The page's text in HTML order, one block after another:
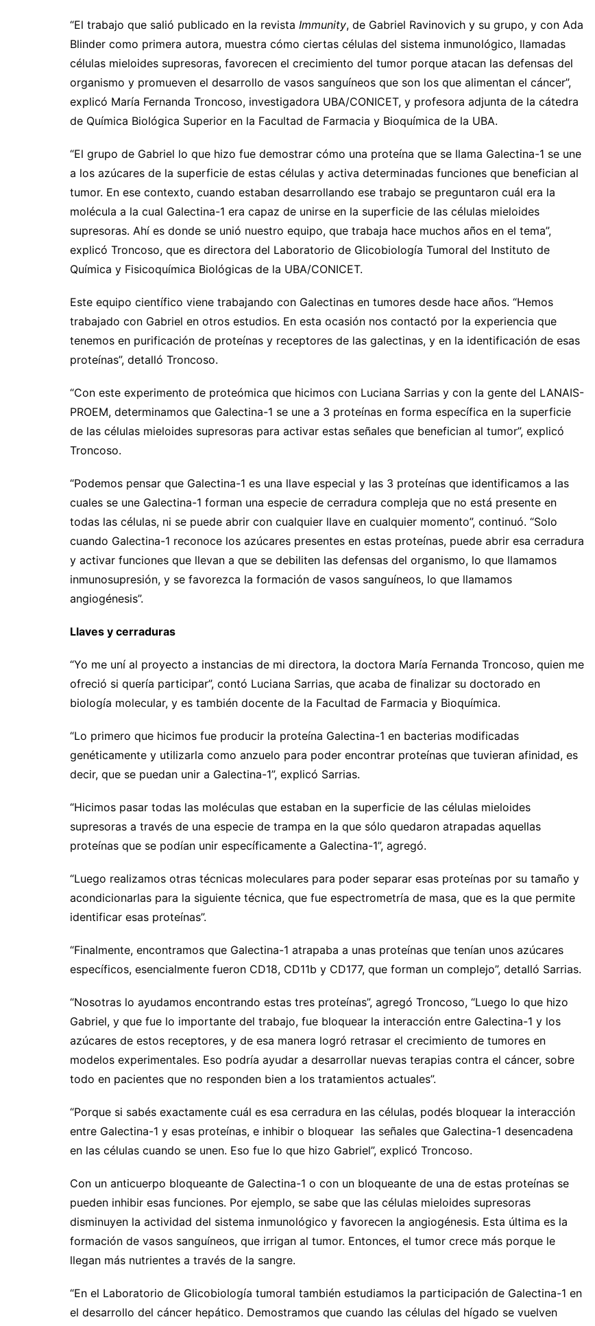
“El trabajo que salió publicado en la revista Immunity, de Gabriel Ravinovich y su grupo, y con Ada
Blinder como primera autora, muestra cómo ciertas células del sistema inmunológico, llamadas
células mieloides supresoras, favorecen el crecimiento del tumor porque atacan las defensas del
organismo y promueven el desarrollo de vasos sanguíneos que son los que alimentan el cáncer”,
explicó María Fernanda Troncoso, investigadora UBA/CONICET, y profesora adjunta de la cátedra
de Química Biológica Superior en la Facultad de Farmacia y Bioquímica de la UBA.
“El grupo de Gabriel lo que hizo fue demostrar cómo una proteína que se llama Galectina-1 se une
a los azúcares de la superficie de estas células y activa determinadas funciones que benefician al
tumor. En ese contexto, cuando estaban desarrollando ese trabajo se preguntaron cuál era la
molécula a la cual Galectina-1 era capaz de unirse en la superficie de las células mieloides
supresoras. Ahí es donde se unió nuestro equipo, que trabaja hace muchos años en el tema”,
explicó Troncoso, que es directora del Laboratorio de Glicobiología Tumoral del Instituto de
Química y Fisicoquímica Biológicas de la UBA/CONICET.
Este equipo científico viene trabajando con Galectinas en tumores desde hace años. “Hemos
trabajado con Gabriel en otros estudios. En esta ocasión nos contactó por la experiencia que
tenemos en purificación de proteínas y receptores de las galectinas, y en la identificación de esas
proteínas”, detalló Troncoso.
“Con este experimento de proteómica que hicimos con Luciana Sarrias y con la gente del LANAIS-
PROEM, determinamos que Galectina-1 se une a 3 proteínas en forma específica en la superficie
de las células mieloides supresoras para activar estas señales que benefician al tumor”, explicó
Troncoso.
“Podemos pensar que Galectina-1 es una llave especial y las 3 proteínas que identificamos a las
cuales se une Galectina-1 forman una especie de cerradura compleja que no está presente en
todas las células, ni se puede abrir con cualquier llave en cualquier momento”, continuó. “Solo
cuando Galectina-1 reconoce los azúcares presentes en estas proteínas, puede abrir esa cerradura
y activar funciones que llevan a que se debiliten las defensas del organismo, lo que llamamos
inmunosupresión, y se favorezca la formación de vasos sanguíneos, lo que llamamos
angiogénesis”.
Llaves y cerraduras
“Yo me uní al proyecto a instancias de mi directora, la doctora María Fernanda Troncoso, quien me
ofreció si quería participar”, contó Luciana Sarrias, que acaba de finalizar su doctorado en
biología molecular, y es también docente de la Facultad de Farmacia y Bioquímica.
“Lo primero que hicimos fue producir la proteína Galectina-1 en bacterias modificadas
genéticamente y utilizarla como anzuelo para poder encontrar proteínas que tuvieran afinidad, es
decir, que se puedan unir a Galectina-1”, explicó Sarrias.
“Hicimos pasar todas las moléculas que estaban en la superficie de las células mieloides
supresoras a través de una especie de trampa en la que sólo quedaron atrapadas aquellas
proteínas que se podían unir específicamente a Galectina-1”, agregó.
“Luego realizamos otras técnicas moleculares para poder separar esas proteínas por su tamaño y
acondicionarlas para la siguiente técnica, que fue espectrometría de masa, que es la que permite
identificar esas proteínas”.
“Finalmente, encontramos que Galectina-1 atrapaba a unas proteínas que tenían unos azúcares
específicos, esencialmente fueron CD18, CD11b y CD177, que forman un complejo”, detalló Sarrias.
“Nosotras lo ayudamos encontrando estas tres proteínas”, agregó Troncoso, “Luego lo que hizo
Gabriel, y que fue lo importante del trabajo, fue bloquear la interacción entre Galectina-1 y los
azúcares de estos receptores, y de esa manera logró retrasar el crecimiento de tumores en
modelos experimentales. Eso podría ayudar a desarrollar nuevas terapias contra el cáncer, sobre
todo en pacientes que no responden bien a los tratamientos actuales”.
“Porque si sabés exactamente cuál es esa cerradura en las células, podés bloquear la interacción
entre Galectina-1 y esas proteínas, e inhibir o bloquear las señales que Galectina-1 desencadena
en las células cuando se unen. Eso fue lo que hizo Gabriel”, explicó Troncoso.
Con un anticuerpo bloqueante de Galectina-1 o con un bloqueante de una de estas proteínas se
pueden inhibir esas funciones. Por ejemplo, se sabe que las células mieloides supresoras
disminuyen la actividad del sistema inmunológico y favorecen la angiogénesis. Esta última es la
formación de vasos sanguíneos, que irrigan al tumor. Entonces, el tumor crece más porque le
llegan más nutrientes a través de la sangre.
“En el Laboratorio de Glicobiología tumoral también estudiamos la participación de Galectina-1 en
el desarrollo del cáncer hepático. Demostramos que cuando las células del hígado se vuelven